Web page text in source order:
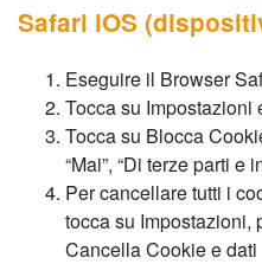
Safari iOS
Eseguire il Browser
Tocca su Impostazioni
Tocca su Blocca
“Mai”, “Di terze parti e
Per cancellare tutti i
tocca su Impostazioni,
Cancella Cookie e dati